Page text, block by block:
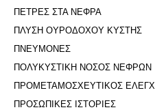
ΠΕΤΡΕΣ ΣΤΑ ΝΕΦΡΑ
ΠΛΥΣΗ ΟΥΡΟΔΟΧΟΥ ΚΥΣΤΗΣ
ΠΝΕΥΜΟΝΕΣ
ΠΟΛΥΚΥΣΤΙΚΗ ΝΟΣΟΣ ΝΕΦΡΩΝ
ΠΡΟΜΕΤΑΜΟΣΧΕΥΤΙΚΟΣ
ΠΡΟΣΩΠΙΚΕΣ ΙΣΤΟΡΙΕΣ